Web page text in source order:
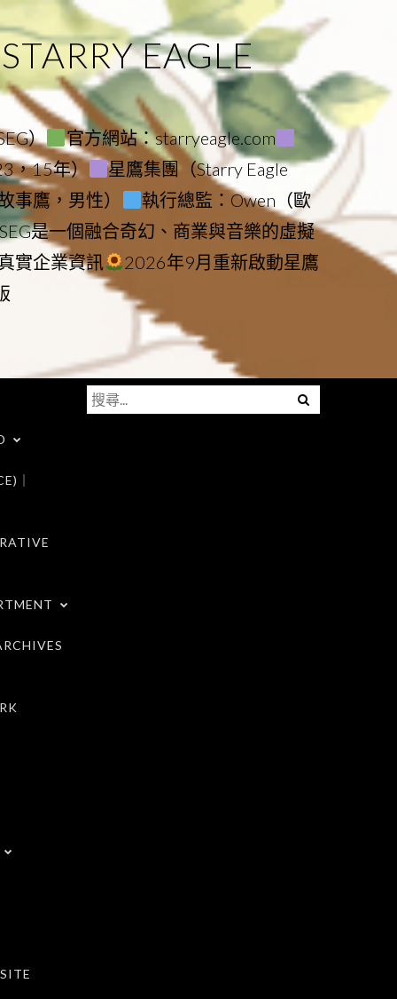
EAGLE
）
官方網站：starryeagle.com
，15年）
星鷹集團（Starry Eagle
事鷹，男性）
執行總監：Owen（歐
是一個融合奇幻、商業與音樂的虛擬
實企業資訊
2026年9月重新啟動星鷹
｜
Menu
搜
尋